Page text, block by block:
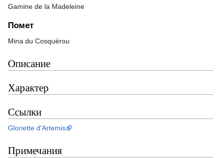
Gamine de la Madeleine
Помет
Mina du Cosquérou
Описание
Характер
Ссылки
Gloriette d'Artemis
Примечания